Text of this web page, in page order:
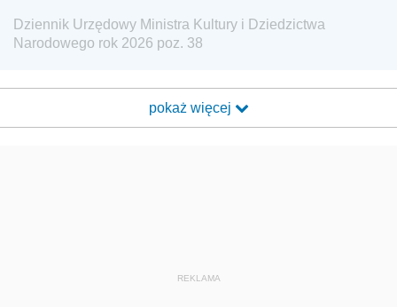
Dziennik Urzędowy Ministra Kultury i Dziedzictwa
Narodowego rok 2026 poz. 38
pokaż więcej
REKLAMA